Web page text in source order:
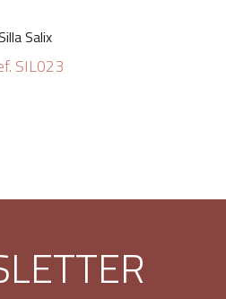
Salix
SIL023